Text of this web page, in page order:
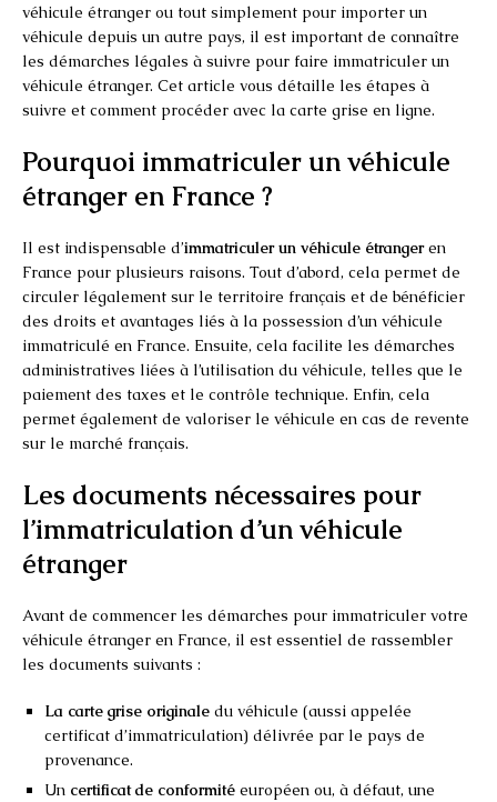
véhicule étranger ou tout simplement pour importer un
véhicule depuis un autre pays, il est important de connaître
les démarches légales à suivre pour faire immatriculer un
véhicule étranger. Cet article vous détaille les étapes à
suivre et comment procéder avec la carte grise en ligne.
Pourquoi immatriculer un véhicule
étranger en France ?
Il est indispensable d’immatriculer un véhicule étrangeren
France pour plusieurs raisons. Tout d’abord, cela permet de
circuler légalement sur le territoire français et de bénéficier
des droits et avantages liés à la possession d’un véhicule
immatriculé en France. Ensuite, cela facilite les démarches
administratives liées à l’utilisation du véhicule, telles que le
paiement des taxes et le contrôle technique. Enfin, cela
permet également de valoriser le véhicule en cas de revente
sur le marché français.
Les documents nécessaires pour
l’immatriculation d’un véhicule
étranger
Avant de commencer les démarches pour immatriculer votre
véhicule étranger en France, il est essentiel de rassembler
les documents suivants :
La carte grise originale du véhicule (aussi appelée
certificat d’immatriculation) délivrée par le pays de
provenance.
Un certificat de conformité européen ou, à défaut, une